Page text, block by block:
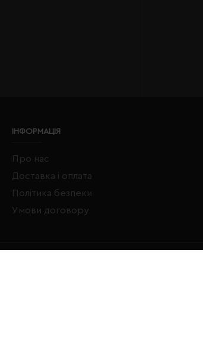
ІНФОРМАЦІЯ
Про нас
Доставка і оплата
Політика безпеки
Умови договору